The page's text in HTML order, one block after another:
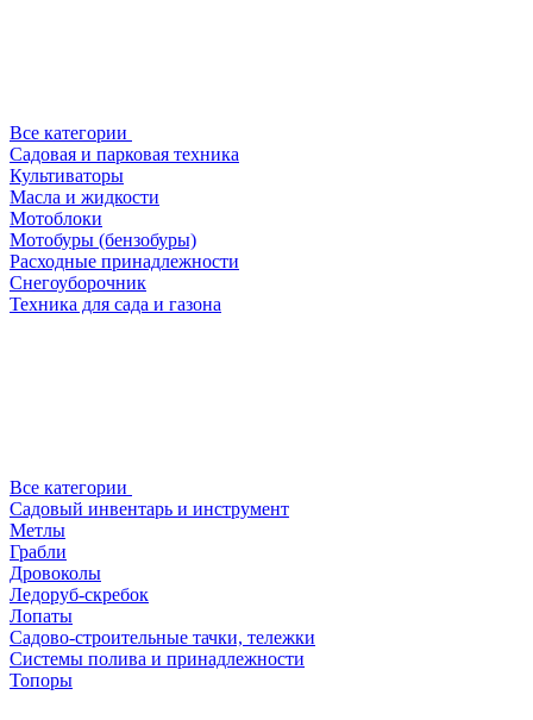
Все категории
Садовая и парковая техника
Культиваторы
Масла и жидкости
Мотоблоки
Мотобуры (бензобуры)
Расходные принадлежности
Снегоуборочник
Техника для сада и газона
Все категории
Садовый инвентарь и инструмент
Метлы
Грабли
Дровоколы
Ледоруб-скребок
Лопаты
Садово-строительные тачки, тележки
Системы полива и принадлежности
Топоры